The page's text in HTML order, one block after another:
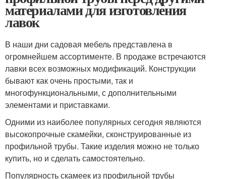
материалами для изготовления
лавок
В наши дни садовая мебель представлена в
огромнейшем ассортименте. В продаже встречаются
лавки всех возможных модификаций. Конструкции
бывают как очень простыми, так и
многофункциональными, с дополнительными
элементами и приставками.
Одними из наиболее популярных сегодня являются
высокопрочные скамейки, сконструированные из
профильной трубы. Такие изделия можно не только
купить, но и сделать самостоятельно.
Популярность скамеек из профильной трубы